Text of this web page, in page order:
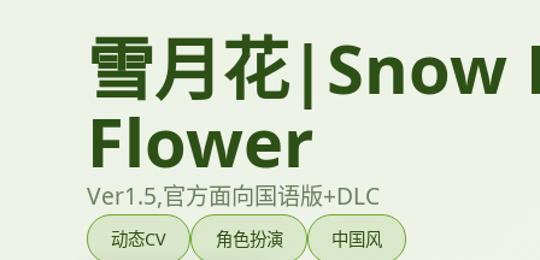
雪月花|Snow
Flower
Ver1.5,官方面向国语版+DLC
动态CV 角色扮演 中国风